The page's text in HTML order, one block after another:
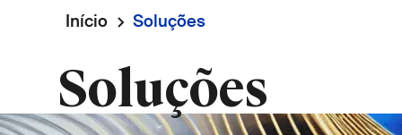
navigation
Navegação
estrutural
Início Soluções
Soluções
Imagem